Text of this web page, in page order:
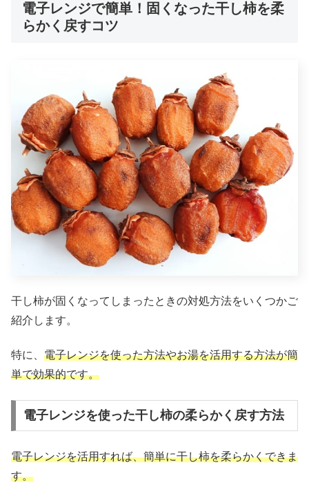
電子レンジで簡単！固くなった干し柿を柔
らかく戻すコツ
干し柿が固くなってしまったときの対処方法をいくつかご
紹介します。
特に、 電子レンジを使った方法やお湯を活用する方法が簡
単で効果的です。
電子レンジを使った干し柿の柔らかく戻す方法
電子レンジを活用すれば、簡単に干し柿を柔らかくできま
す。